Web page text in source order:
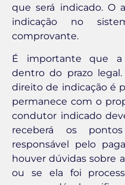
que será indicado. O
indicação no
comprovante.
É importante que a
dentro do prazo
direito de indicação é
permanece com o
condutor indicado
receberá os
responsável pelo
houver dúvidas sobre
ou se ela foi